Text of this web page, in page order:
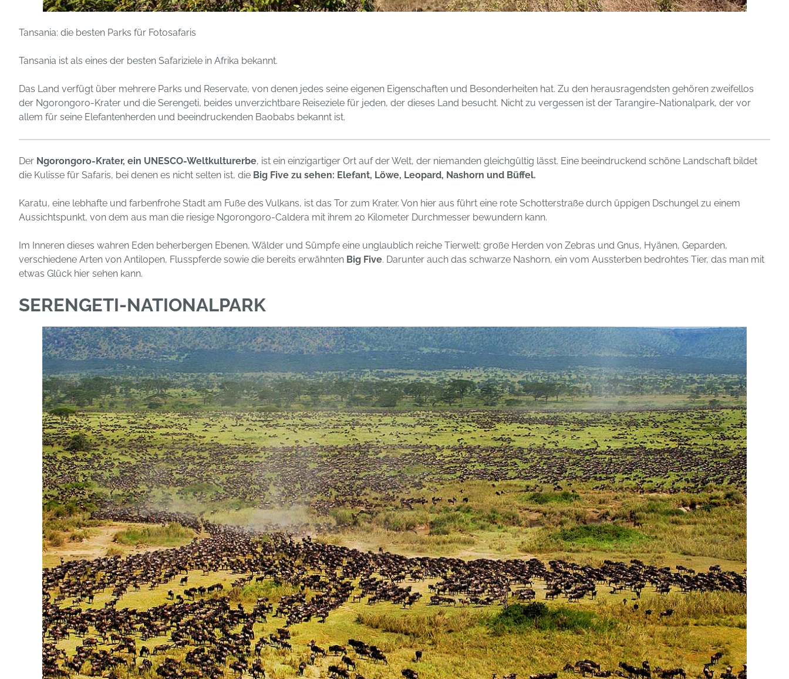
Tansania: die besten Parks für Fotosafaris
Tansania ist als eines der besten Safariziele in Afrika bekannt.
Das Land verfügt über mehrere Parks und Reservate, von denen jedes seine eigenen Eigenschaften und Besonderheiten hat. Zu den herausragendsten gehören zweifellos
der Ngorongoro-Krater und die Serengeti, beides unverzichtbare Reiseziele für jeden, der dieses Land besucht. Nicht zu vergessen ist der Tarangire-Nationalpark, der vor
allem für seine Elefantenherden und beeindruckenden Baobabs bekannt ist.
Der Ngorongoro-Krater, ein UNESCO-Weltkulturerbe, ist ein einzigartiger Ort auf der Welt, der niemanden gleichgültig lässt. Eine beeindruckend schöne Landschaft bildet
die Kulisse für Safaris, bei denen es nicht selten ist, die Big Five zu sehen: Elefant, Löwe, Leopard, Nashorn und Büffel.
Karatu, eine lebhafte und farbenfrohe Stadt am Fuße des Vulkans, ist das Tor zum Krater. Von hier aus führt eine rote Schotterstraße durch üppigen Dschungel zu einem
Aussichtspunkt, von dem aus man die riesige Ngorongoro-Caldera mit ihrem 20 Kilometer Durchmesser bewundern kann.
Im Inneren dieses wahren Eden beherbergen Ebenen, Wälder und Sümpfe eine unglaublich reiche Tierwelt: große Herden von Zebras und Gnus, Hyänen, Geparden,
verschiedene Arten von Antilopen, Flusspferde sowie die bereits erwähnten Big Five. Darunter auch das schwarze Nashorn, ein vom Aussterben bedrohtes Tier, das man mit
etwas Glück hier sehen kann.
SERENGETI-NATIONALPARK